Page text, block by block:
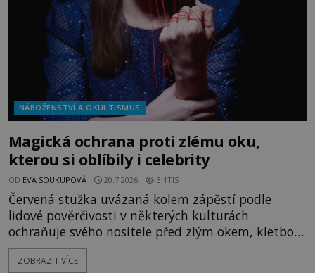
NÁBOŽENSTVÍ A OKULTISMUS
Magická ochrana proti zlému oku,
kterou si oblíbily i celebrity
OD EVA SOUKUPOVÁ 20.7.2026 3.1TIS
Červená stužka uvázaná kolem zápěstí podle
lidové pověrčivosti v některých kulturách
ochraňuje svého nositele před zlým okem, kletbou,
která může přivodit neštěstí či nemoc. S tímto
nenápadným symbolem magické ochrany lze
ZOBRAZIT VÍCE